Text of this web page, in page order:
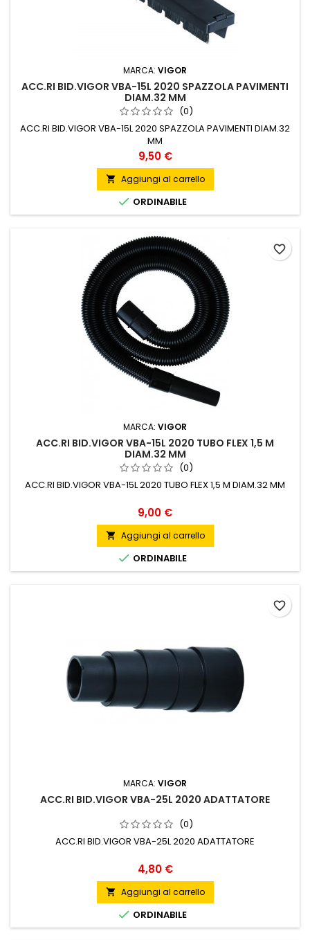
MARCA: VIGOR
ACC.RI BID.VIGOR VBA-15L 2020 SPAZZOLA PAVIMENTI
DIAM.32 MM
(0)
ACC.RI BID.VIGOR VBA-15L 2020 SPAZZOLA PAVIMENTI DIAM.32
MM
Prezzo
9,50 €
 Aggiungi al carrello
 ORDINABILE
MARCA: VIGOR
ACC.RI BID.VIGOR VBA-15L 2020 TUBO FLEX 1,5 M
DIAM.32 MM
(0)
ACC.RI BID.VIGOR VBA-15L 2020 TUBO FLEX 1,5 M DIAM.32 MM
Prezzo
9,00 €
 Aggiungi al carrello
 ORDINABILE
favorite_border
MARCA: VIGOR
ACC.RI BID.VIGOR VBA-25L 2020 ADATTATORE
(0)
ACC.RI BID.VIGOR VBA-25L 2020 ADATTATORE
Prezzo
4,80 €
 Aggiungi al carrello
 ORDINABILE
favorite_border